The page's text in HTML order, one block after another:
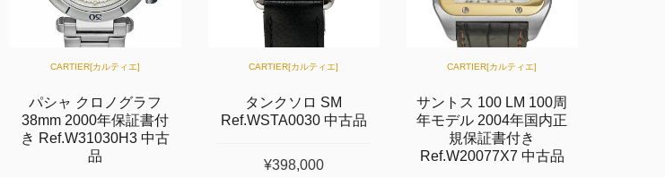
CARTIER[カルティエ]
パシャ クロノグラフ
38mm 2000年保証書付
き Ref.W31030H3 中古
品
CARTIER[カルティエ]
タンクソロ SM
Ref.WSTA0030 中古品
¥398,000
CARTIER[カルティエ]
サントス 100 LM 100周
年モデル 2004年国内正
規保証書付き
Ref.W20077X7 中古品